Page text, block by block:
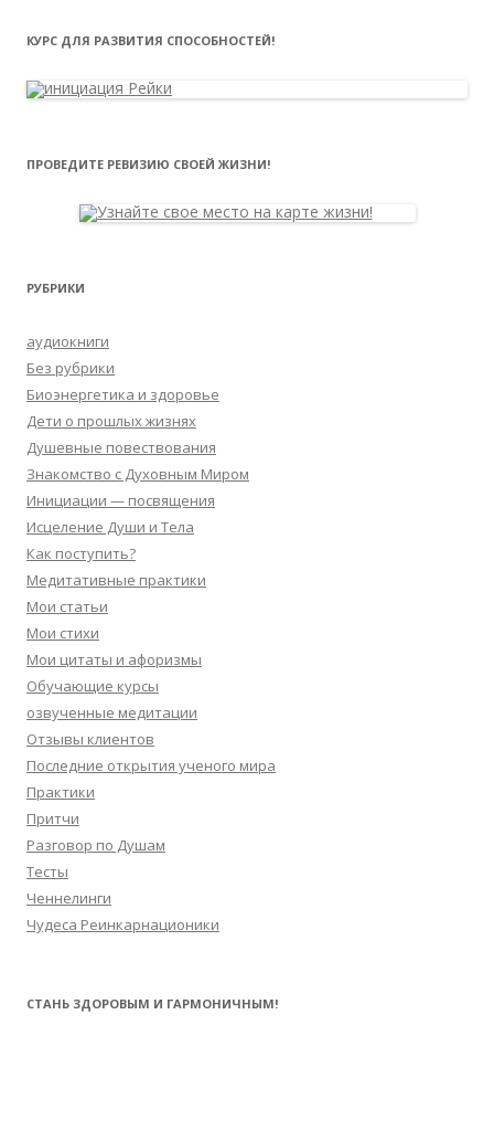
КУРС ДЛЯ РАЗВИТИЯ СПОСОБНОСТЕЙ!
ПРОВЕДИТЕ РЕВИЗИЮ СВОЕЙ ЖИЗНИ!
РУБРИКИ
аудиокниги
Без рубрики
Биоэнергетика и здоровье
Дети о прошлых жизнях
Душевные повествования
Знакомство с Духовным Миром
Инициации — посвящения
Исцеление Души и Тела
Как поступить?
Медитативные практики
Мои статьи
Мои стихи
Мои цитаты и афоризмы
Обучающие курсы
озвученные медитации
Отзывы клиентов
Последние открытия ученого мира
Практики
Притчи
Разговор по Душам
Тесты
Ченнелинги
Чудеса Реинкарнационики
СТАНЬ ЗДОРОВЫМ И ГАРМОНИЧНЫМ!